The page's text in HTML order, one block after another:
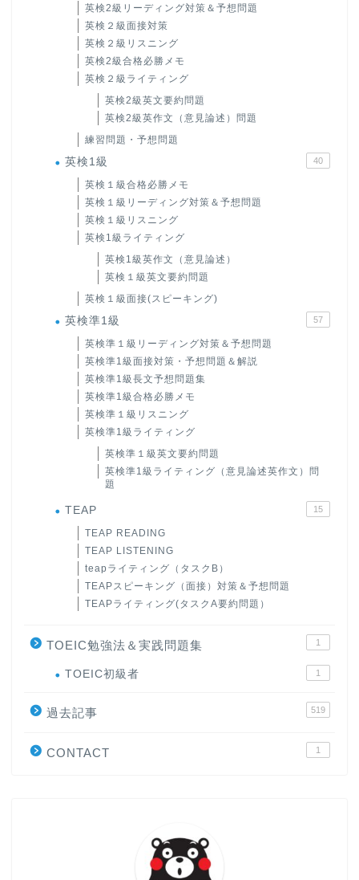
英検2級リーディング対策＆予想問題
英検２級面接対策
英検２級リスニング
英検2級合格必勝メモ
英検２級ライティング
英検2級英文要約問題
英検2級英作文（意見論述）問題
練習問題・予想問題
英検1級 40
英検１級合格必勝メモ
英検１級リーディング対策＆予想問題
英検１級リスニング
英検1級ライティング
英検1級英作文（意見論述）
英検１級英文要約問題
英検１級面接(スピーキング)
英検準1級 57
英検準１級リーディング対策＆予想問題
英検準1級面接対策・予想問題＆解説
英検準1級長文予想問題集
英検準1級合格必勝メモ
英検準１級リスニング
英検準1級ライティング
英検準１級英文要約問題
英検準1級ライティング（意見論述英作文）問
題
TEAP 15
TEAP READING
TEAP LISTENING
teapライティング（タスクB）
TEAPスピーキング（面接）対策＆予想問題
TEAPライティング(タスクA要約問題）
TOEIC勉強法＆実践問題集 1
TOEIC初級者 1
過去記事 519
CONTACT 1
大学入試英語対策講座